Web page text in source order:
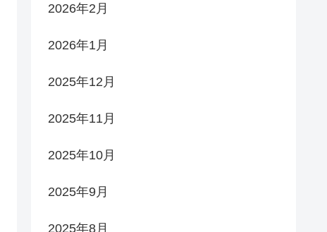
2026年2月
2026年1月
2025年12月
2025年11月
2025年10月
2025年9月
2025年8月